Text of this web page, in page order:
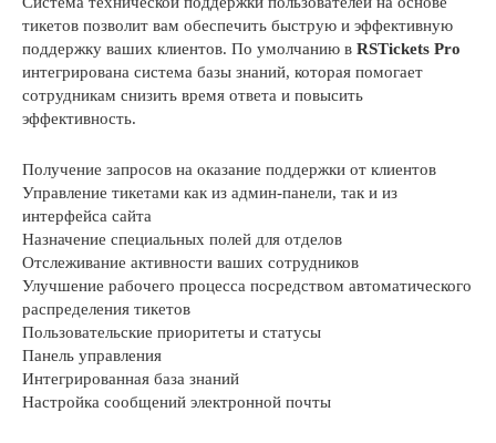
тикетов позволит вам обеспечить быструю и эффективную
поддержку ваших клиентов. По умолчанию в RSTickets Pro
интегрирована система базы знаний, которая помогает
сотрудникам снизить время ответа и повысить
эффективность.
Получение запросов на оказание поддержки от клиентов
Управление тикетами как из админ-панели, так и из
интерфейса сайта
Назначение специальных полей для отделов
Отслеживание активности ваших сотрудников
Улучшение рабочего процесса посредством автоматического
распределения тикетов
Пользовательские приоритеты и статусы
Панель управления
Интегрированная база знаний
Настройка сообщений электронной почты